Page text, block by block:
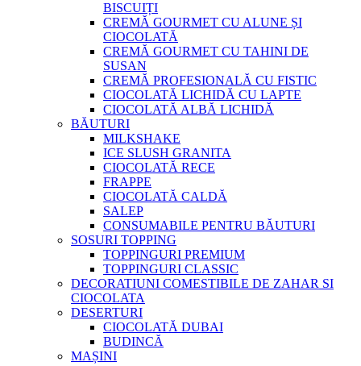
BISCUIȚI
CREMĂ GOURMET CU ALUNE ȘI
CIOCOLATĂ
CREMĂ GOURMET CU TAHINI DE
SUSAN
CREMĂ PROFESIONALĂ CU FISTIC
CIOCOLATĂ LICHIDĂ CU LAPTE
CIOCOLATĂ ALBĂ LICHIDĂ
BĂUTURI
MILKSHAKE
ICE SLUSH GRANITA
CIOCOLATĂ RECE
FRAPPE
CIOCOLATĂ CALDĂ
SALEP
CONSUMABILE PENTRU BĂUTURI
SOSURI TOPPING
TOPPINGURI PREMIUM
TOPPINGURI CLASSIC
DECORATIUNI COMESTIBILE DE ZAHAR SI
CIOCOLATA
DESERTURI
CIOCOLATĂ DUBAI
BUDINCĂ
MAȘINI